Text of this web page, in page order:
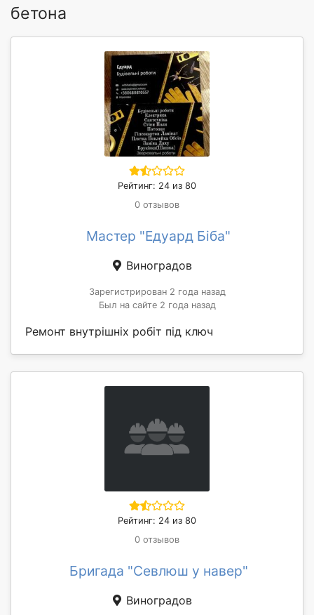
бетона
Рейтинг: 24 из 80
0 отзывов
Мастер "Едуард Біба"
Виноградов
Зарегистрирован 2 года назад
Был на сайте 2 года назад
Ремонт внутрішніх робіт під ключ
Рейтинг: 24 из 80
0 отзывов
Бригада "Севлюш у навер"
Виноградов